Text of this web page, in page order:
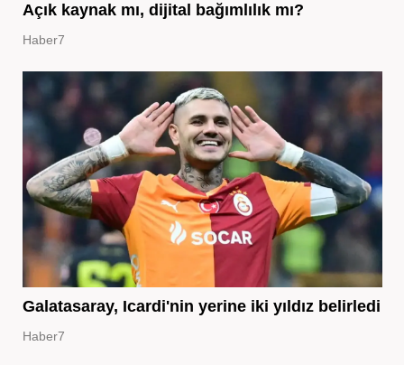
Açık kaynak mı, dijital bağımlılık mı?
Haber7
Galatasaray, Icardi'nin yerine iki yıldız belirledi
Haber7